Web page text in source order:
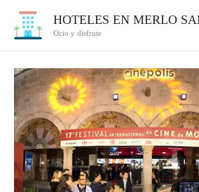
HOTELES EN MERLO
Ocio y disfrute